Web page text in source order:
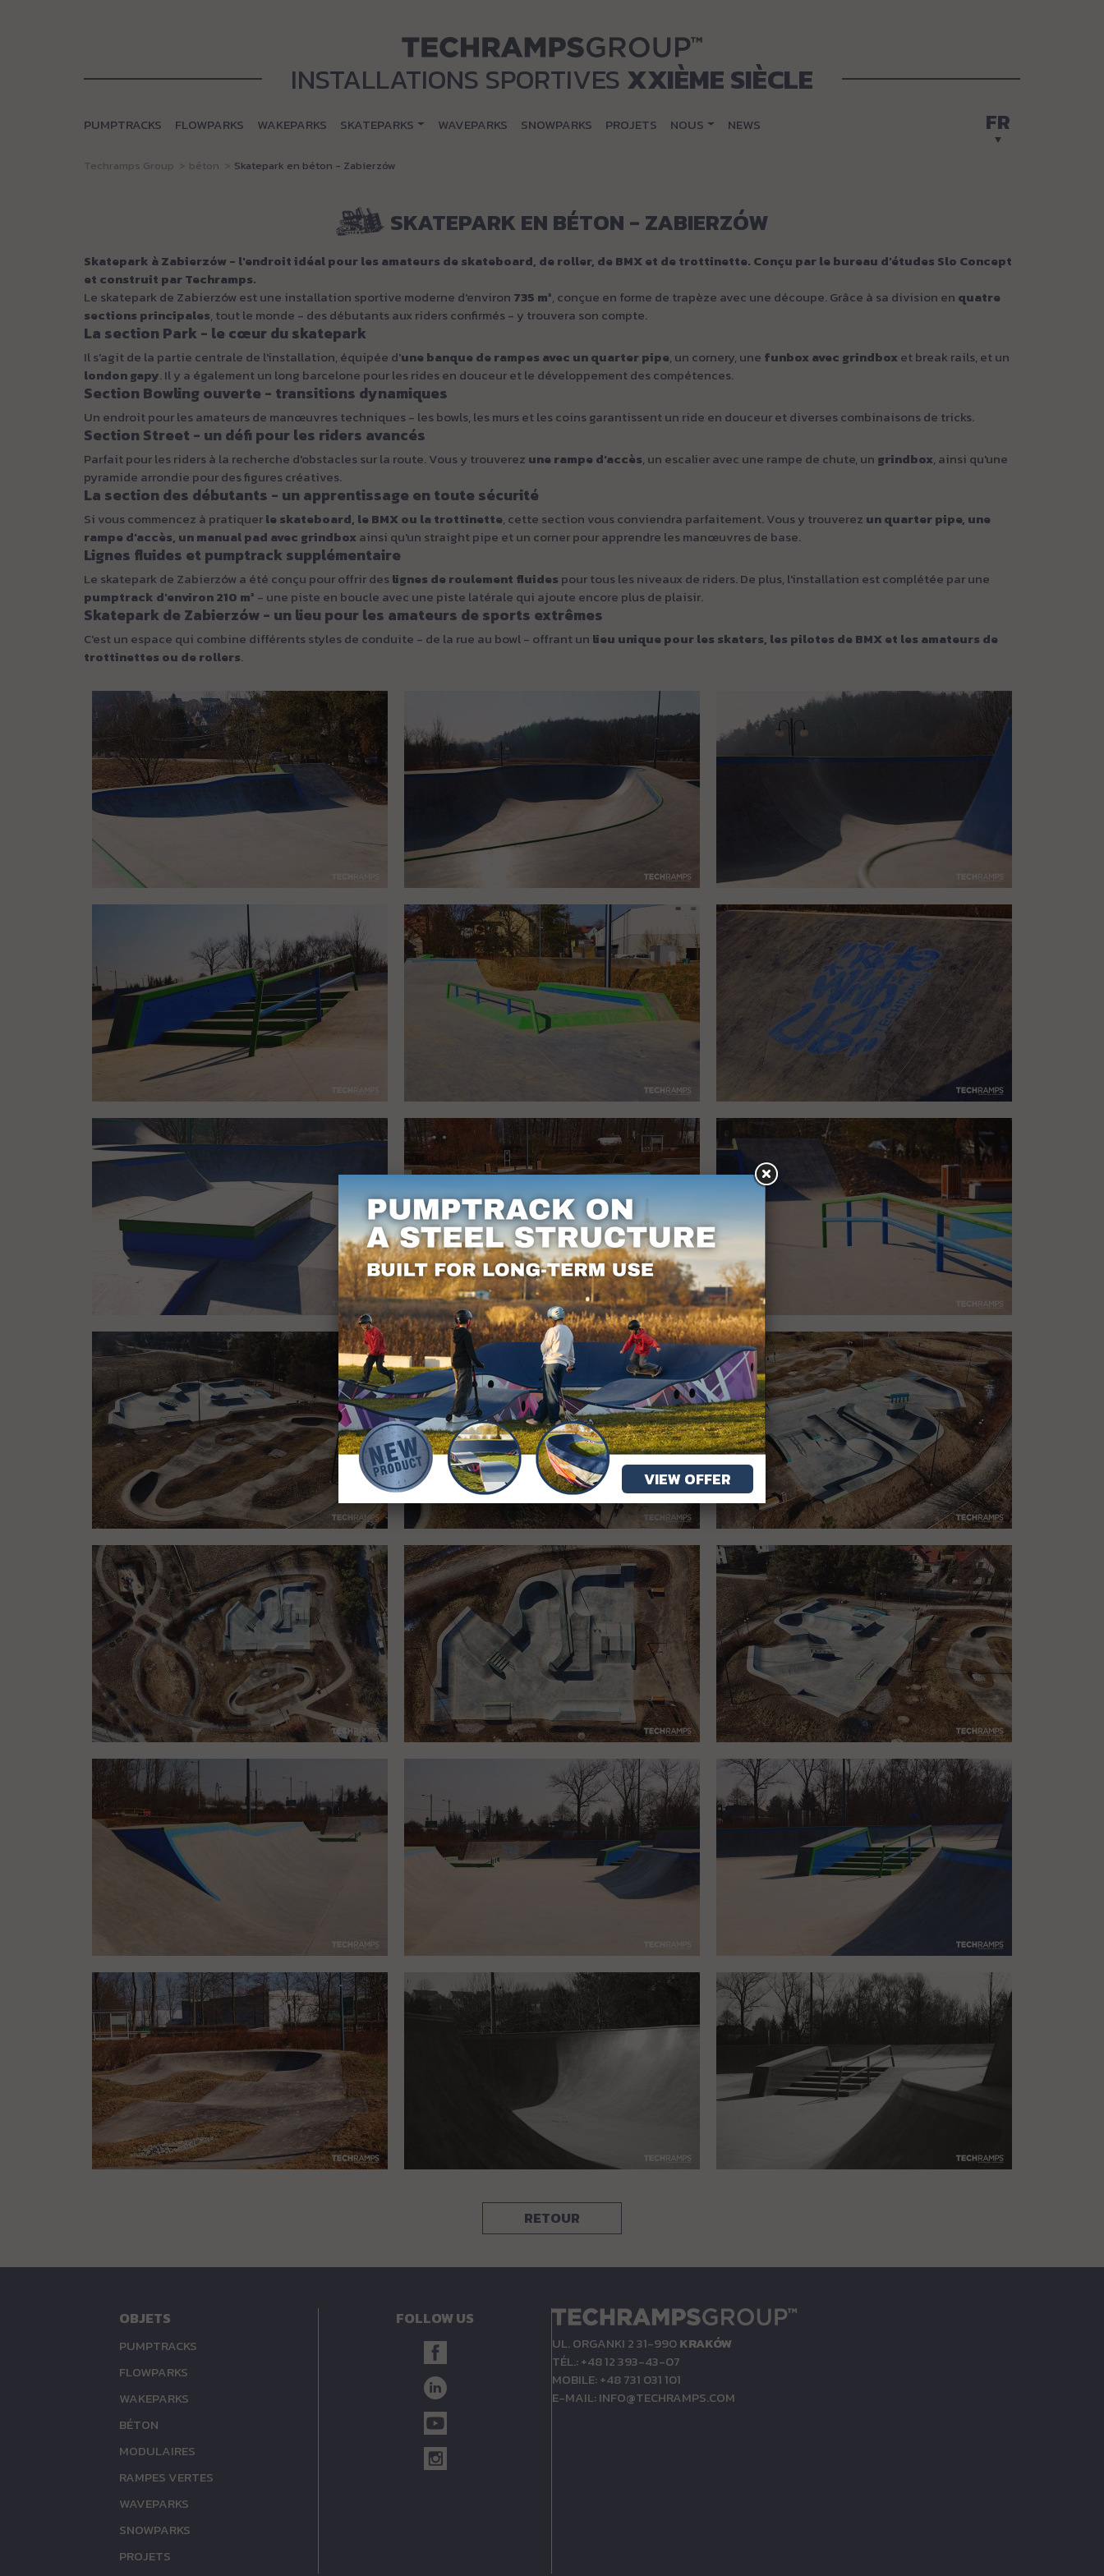
INSTALLATIONS SPORTIVES XXIÈME SIÈCLE
PUMPTRACKS FLOWPARKS WAKEPARKS SKATEPARKS WAVEPARKS SNOWPARKS PROJETS NOUS NEWS FR
Techramps Group béton Skatepark en béton - Zabierzów
SKATEPARK EN BÉTON - ZABIERZÓW
Skatepark à Zabierzów - l'endroit idéal pour les amateurs de skateboard, de roller, de BMX et de trottinette. Conçu par le bureau d'études Slo Concept
et construit parTechramps.
Le skatepark de Zabierzów est une installation sportive moderne d'environ 735 m², conçue en forme de trapèze avec une découpe. Grâce à sa division en quatre
sections principales, tout le monde - des débutants aux riders confirmés - y trouvera son compte.
La section Park - le cœur du skatepark
Il s'agit de la partie centrale de l'installation, équipée d'une banque de rampes avec un quarter pipe, un cornery, une funbox avec grindboxet break rails, et un
london gapy. Il y a également un long barcelone pour les rides en douceur et le développement des compétences.
Section Bowling ouverte - transitions dynamiques
Un endroit pour les amateurs de manœuvres techniques - les bowls, les murs et les coins garantissent un ride en douceur et diverses combinaisons de tricks.
Section Street - un défi pour les riders avancés
Parfait pour les riders à la recherche d'obstacles sur la route. Vous y trouverez une rampe d'accès, un escalier avec une rampe de chute, un grindbox, ainsi qu'une
pyramide arrondie pour des figures créatives.
La section des débutants - un apprentissage en toute sécurité
Si vous commencez à pratiquerle skateboard, le BMX ou la trottinette, cette section vous conviendra parfaitement. Vous y trouverez un quarter pipe, une
rampe d'accès, un manual pad avec grindboxainsi qu'un straight pipe et un corner pour apprendre les manœuvres de base.
Lignes fluides et pumptrack supplémentaire
Le skatepark de Zabierzów a été conçu pour offrir deslignes de roulement fluides pour tous les niveaux de riders. De plus, l'installation est complétée par une
pumptrack d'environ 210 m² - une piste en boucle avec une piste latérale qui ajoute encore plus de plaisir.
Skatepark de Zabierzów - un lieu pour les amateurs de sports extrêmes
C'est un espace qui combine différents styles de conduite - de la rue au bowl - offrant un lieu unique pour les skaters, les pilotes de BMX et les amateurs de
trottinettes ou de rollers.
RETOUR
OBJETS
PUMPTRACKS
FLOWPARKS
WAKEPARKS
BÉTON
MODULAIRES
RAMPES VERTES
WAVEPARKS
SNOWPARKS
PROJETS
FOLLOW US
UL. ORGANKI 2 31-990KRAKÓW
TÉL.: +48 12 393-43-07
MOBILE: +48 731 031 101
E-MAIL:INFO@TECHRAMPS.COM
VIEW OFFER